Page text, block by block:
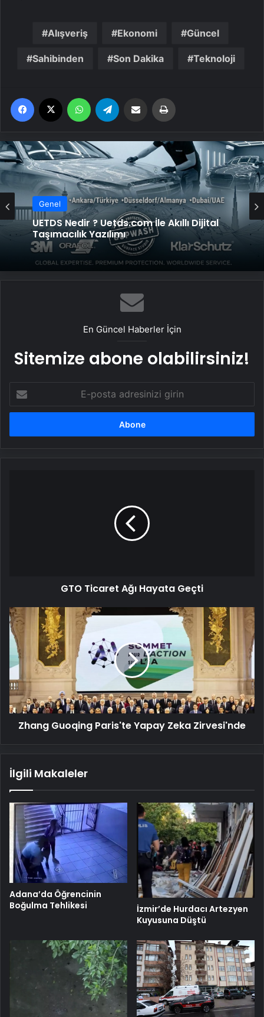
Alışveriş Ekonomi Güncel
Sahibinden Son Dakika Teknoloji
Facebook WhatsApp Email'den paylaş
Genel
UETDS Nedir ? Uetds.com İle Akıllı Dijital
Taşımacılık Yazılımı
En Güncel Haberler İçin
Sitemize abone olabilirsiniz!
posta
adresinizi
GTO Ticaret Ağı Hayata Geçti
Zhang
Guoqing
Paris'te
Yapay
Zeka
Zirvesi'nde
Zhang Guoqing Paris'te Yapay Zeka Zirvesi'nde
İlgili Makaleler
Adana’da Öğrencinin
Boğulma Tehlikesi
İzmir’de Hurdacı Artezyen
Kuyusuna Düştü